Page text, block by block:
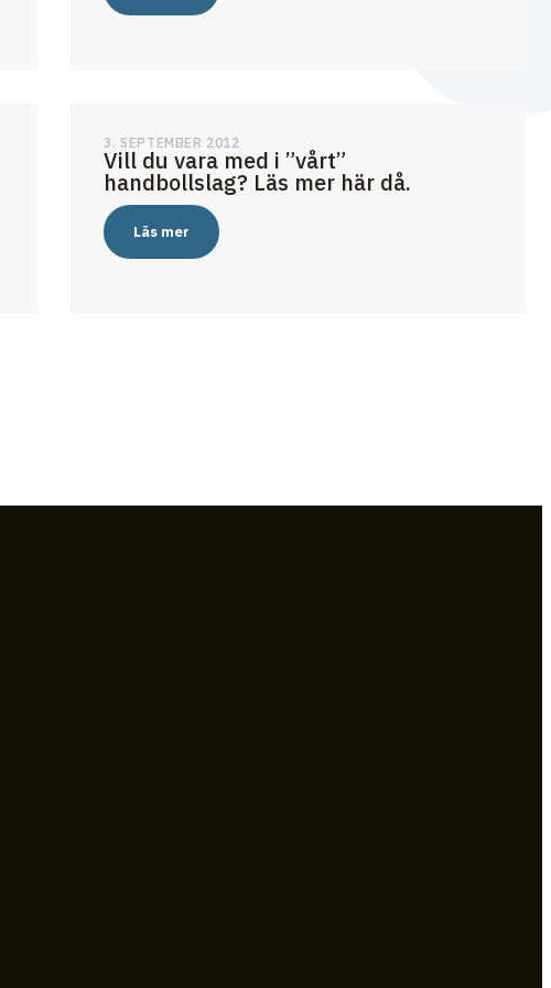
3. SEPTEMBER 2012
Vill du vara med i ”vårt”
handbollslag? Läs mer här då.
Läs mer